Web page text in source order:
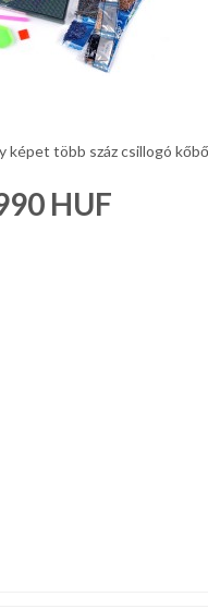
képet több száz csillogó
HUF